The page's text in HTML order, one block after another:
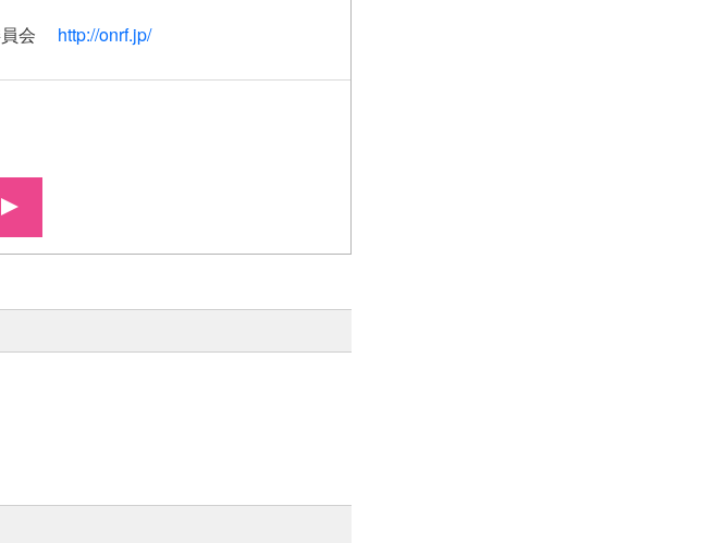
員会 http://onrf.jp/